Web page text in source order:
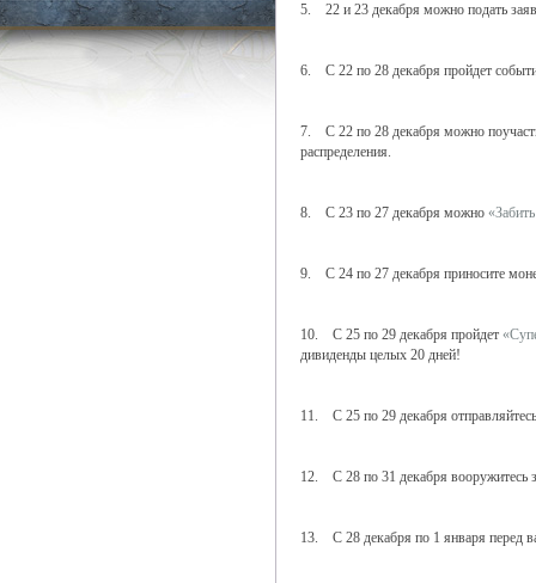
5. 22 и 23 декабря можно подать
6. С 22 по 28 декабря пройдет
7. С 22 по 28 декабря можно
распределения.
8. С 23 по 27 декабря можно
9. С 24 по 27 декабря приносите
10. С 25 по 29 декабря пройдет
дивиденды целых 20 дней!
11. С 25 по 29 декабря
12. С 28 по 31 декабря вооружитесь
13. С 28 декабря по 1 января перед